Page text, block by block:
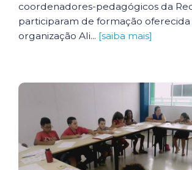
coordenadores-pedagógicos da
participaram de formação
organização Ali... [saiba mais]